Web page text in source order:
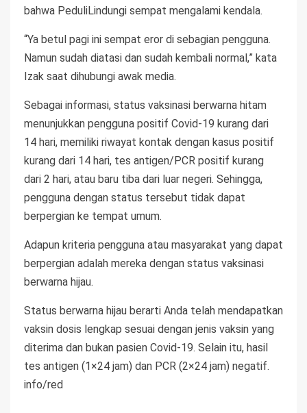
bahwa PeduliLindungi sempat mengalami kendala.
“Ya betul pagi ini sempat eror di sebagian pengguna.
Namun sudah diatasi dan sudah kembali normal,” kata
Izak saat dihubungi awak media.
Sebagai informasi, status vaksinasi berwarna hitam
menunjukkan pengguna positif Covid-19 kurang dari
14 hari, memiliki riwayat kontak dengan kasus positif
kurang dari 14 hari, tes antigen/PCR positif kurang
dari 2 hari, atau baru tiba dari luar negeri. Sehingga,
pengguna dengan status tersebut tidak dapat
berpergian ke tempat umum.
Adapun kriteria pengguna atau masyarakat yang dapat
berpergian adalah mereka dengan status vaksinasi
berwarna hijau.
Status berwarna hijau berarti Anda telah mendapatkan
vaksin dosis lengkap sesuai dengan jenis vaksin yang
diterima dan bukan pasien Covid-19. Selain itu, hasil
tes antigen (1×24 jam) dan PCR (2×24 jam) negatif.
info/red